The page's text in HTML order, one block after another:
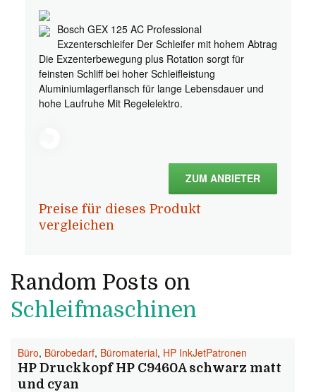
Bosch GEX 125 AC Professional
Exzenterschleifer Der Schleifer mit hohem Abtrag
Die Exzenterbewegung plus Rotation sorgt für
feinsten Schliff bei hoher Schleifleistung
Aluminiumlagerflansch für lange Lebensdauer und
hohe Laufruhe Mit Regelelektro.
ZUM ANBIETER
Preise für dieses Produkt
vergleichen
Random Posts on
Schleifmaschinen
Büro, Bürobedarf, Büromaterial, HP InkJetPatronen
HP Druckkopf HP C9460A schwarz matt
und cyan